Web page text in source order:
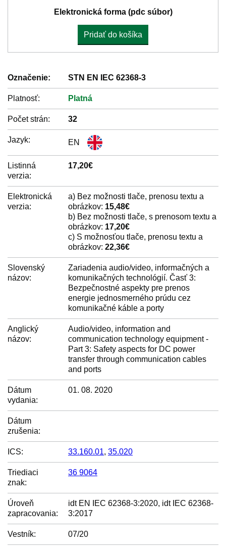
Elektronická forma (pdc súbor)
Pridať do košíka
Označenie: STN EN IEC 62368-3
Platnosť: Platná
Počet strán: 32
Jazyk: EN
Listinná
verzia:
17,20€
Elektronická
verzia:
a) Bez možnosti tlače, prenosu textu a
obrázkov: 15,48€
b) Bez možnosti tlače, s prenosom textu a
obrázkov: 17,20€
c) S možnosťou tlače, prenosu textu a
obrázkov: 22,36€
Slovenský
názov:
Zariadenia audio/video, informačných a
komunikačných technológií. Časť 3:
Bezpečnostné aspekty pre prenos
energie jednosmerného prúdu cez
komunikačné káble a porty
Anglický
názov:
Audio/video, information and
communication technology equipment -
Part 3: Safety aspects for DC power
transfer through communication cables
and ports
Dátum
vydania:
01. 08. 2020
Dátum
zrušenia:
ICS: 33.160.01, 35.020
Triediaci
znak:
36 9064
Úroveň
zapracovania:
idt EN IEC 62368-3:2020, idt IEC 62368-
3:2017
Vestník: 07/20